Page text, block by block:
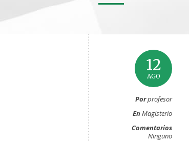
12
AGO
Porprofesor
EnMagisterio
Comentarios
Ninguno